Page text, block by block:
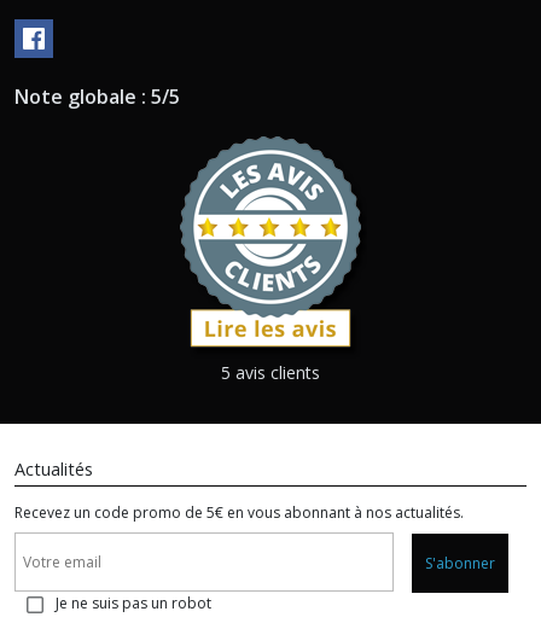
Note globale : 5/5
5 avis clients
Actualités
Recevez un code promo de 5€ en vous abonnant à nos actualités.
S'abonner
Je ne suis pas un robot